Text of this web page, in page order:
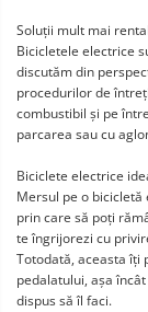
Soluții mult mai
Bicicletele electrice
discutăm din
procedurilor de
combustibil și pe
parcarea sau cu
Biciclete electrice
Mersul pe o
prin care să poți
te îngrijorezi cu
Totodată, aceasta îți
pedalatului, așa
dispus să îl faci.